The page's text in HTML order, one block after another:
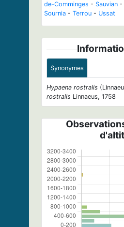
de-Comminges - Sauvian -
Sournia - Terrou - Ussat
Synonymes
Hypaena rostralis
rostralis Linnaeus, 1758